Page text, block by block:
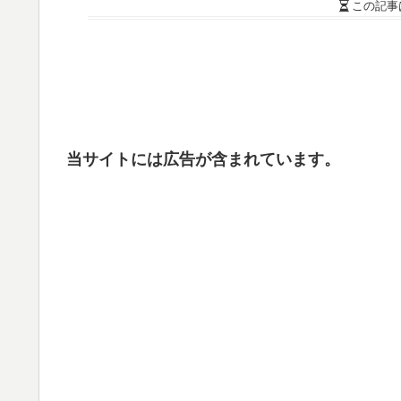
この記事
当サイトには広告が含まれています。